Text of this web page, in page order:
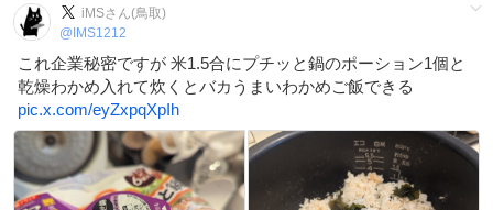
iMSさん(鳥取)
@ IMS1212
これ企業秘密ですが 米1.5合にプチッと鍋のポーション1個と
乾燥わかめ入れて炊くとバカうまいわかめご飯できる
pic.x.com/eyZxpqXpIh